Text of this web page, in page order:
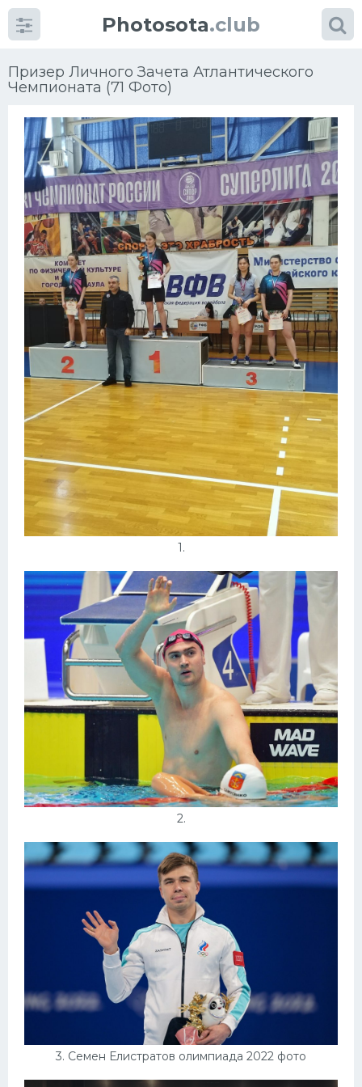
Photosota.club
Призер Личного Зачета Атлантического
Чемпионата (71 Фото)
1.
2.
3. Семен Елистратов олимпиада 2022 фото
КатегорииФото
Много картинок...
Футбол
Баскетбол
Велогонки
Конькобежный спорт
Тренажеры
Интерьеры квартир